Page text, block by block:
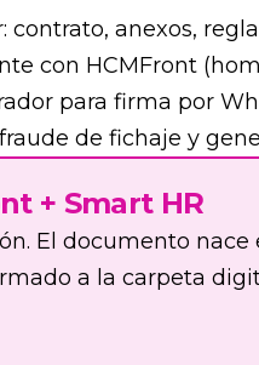
anexos,
con HCMFront
para firma por
de fichaje y
+ Smart HR
El documento nace
a la carpeta